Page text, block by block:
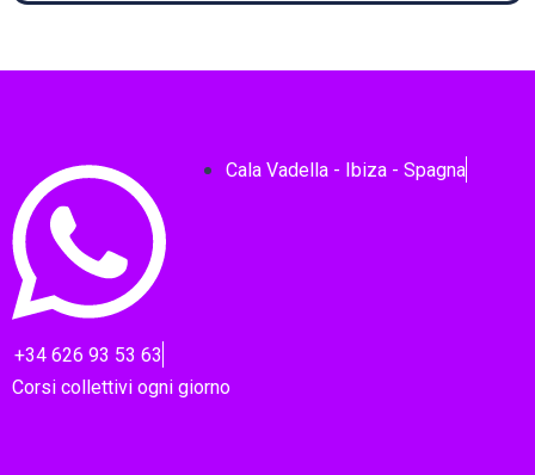
+34 626 93 53 63
Cala Vadella - Ibiza - Spagna
Corsi collettivi ogni giorno